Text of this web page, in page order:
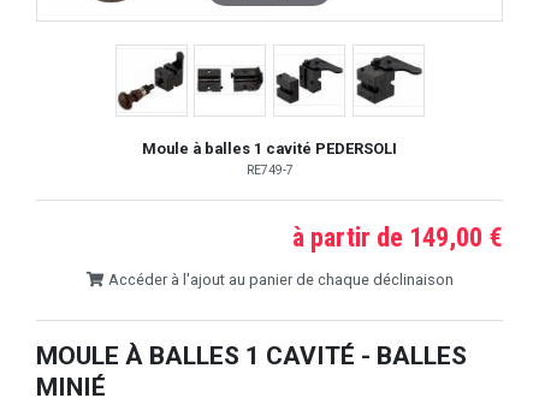
Moule à balles 1 cavité PEDERSOLI
RE749-7
à partir de 149,00 €
Accéder à l'ajout au panier de chaque déclinaison
MOULE À BALLES 1 CAVITÉ - BALLES
MINIÉ